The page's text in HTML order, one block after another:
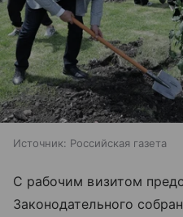
Источник: Российская газета
С рабочим визитом
Законодательного